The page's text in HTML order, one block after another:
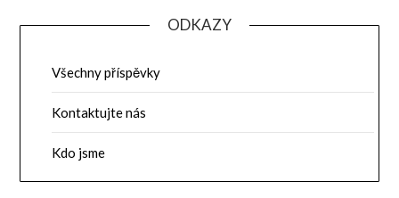
ODKAZY
Všechny příspěvky
Kontaktujte nás
Kdo jsme